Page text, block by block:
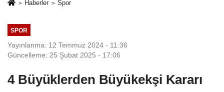
Haberler Spor
SPOR
Yayınlanma: 12 Temmuz 2024 - 11:36
Güncelleme: 25 Şubat 2025 - 17:06
4 Büyüklerden Büyükekşi Kararı